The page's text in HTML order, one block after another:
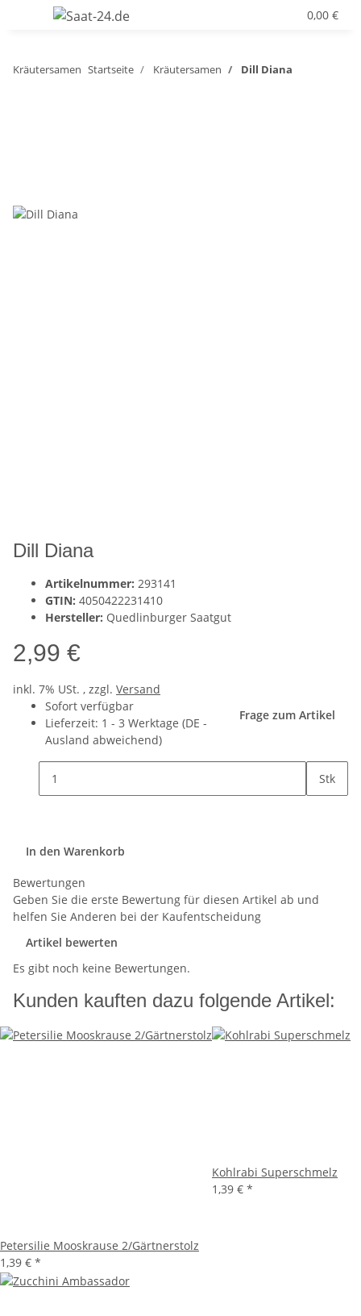
0,00 €
Kräutersamen Startseite Kräutersamen Dill Diana
Dill Diana
Artikelnummer: 293141
GTIN: 4050422231410
Hersteller: Quedlinburger Saatgut
2,99 €
inkl. 7% USt. , zzgl. Versand
Sofort verfügbar
Lieferzeit: 1 - 3 Werktage (DE -
Ausland abweichend)
Frage zum Artikel
Stk
In den Warenkorb
Bewertungen
Geben Sie die erste Bewertung für diesen Artikel ab und
helfen Sie Anderen bei der Kaufentscheidung
Artikel bewerten
Es gibt noch keine Bewertungen.
Kunden kauften dazu folgende Artikel:
Petersilie Mooskrause 2/Gärtnerstolz
1,39 € *
Kohlrabi Superschmelz
1,39 € *